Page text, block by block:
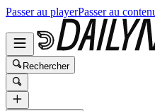
Passer au playerPasser au
Rechercher